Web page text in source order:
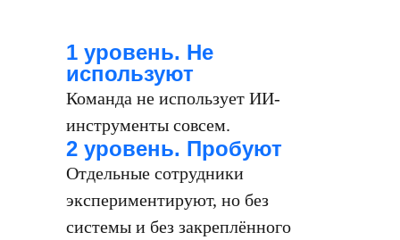
1 уровень. Не
используют
Команда не использует ИИ-
инструменты совсем.
2 уровень. Пробуют
Отдельные сотрудники
экспериментируют, но без
системы и без закреплённого